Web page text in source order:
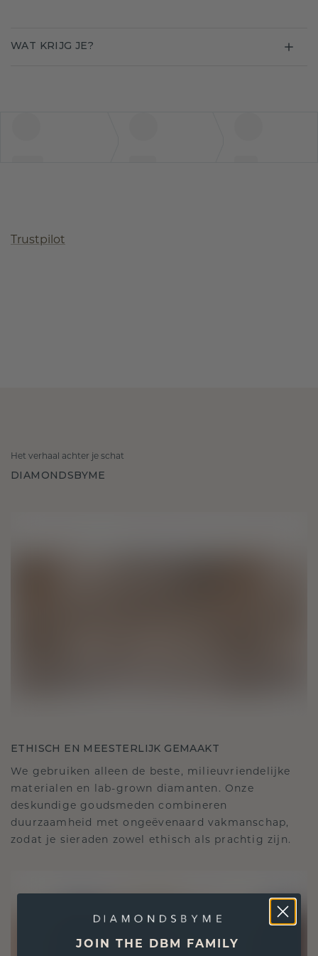
WAT KRIJG JE?
Trustpilot
Het verhaal achter je schat
DIAMONDSBYME
ETHISCH EN MEESTERLIJK GEMAAKT
We gebruiken alleen de beste, milieuvriendelijke
materialen en lab-grown diamanten. Onze
deskundige goudsmeden combineren
duurzaamheid met ongeëvenaard vakmanschap,
zodat je sieraden zowel ethisch als prachtig zijn.
JOIN THE DBM FAMILY